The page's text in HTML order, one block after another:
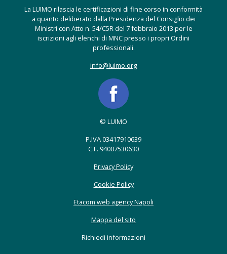
La LUIMO rilascia le certificazioni di fine corso in conformità
a quanto deliberato dalla Presidenza del Consiglio dei
Ministri con Atto n. 54/C5R del 7 febbraio 2013 per le
iscrizioni agli elenchi di MNC presso i propri Ordini
professionali.
info@luimo.org
© LUIMO
P.IVA 03417910639
C.F. 94007530630
Privacy Policy
Cookie Policy
Etacom web agency Napoli
Mappa del sito
Richiedi informazioni